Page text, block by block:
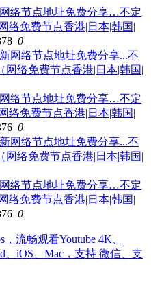
网络节点地址免费分享…不定
络免费节点香港|日本|韩国|
0
网络节点地址免费分享…不定
络免费节点香港|日本|韩国|
0
网络节点地址免费分享…不定
络免费节点香港|日本|韩国|
0